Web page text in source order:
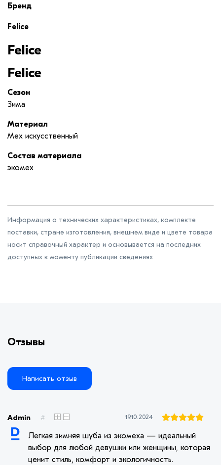
Бренд
Felice
Felice
Felice
Сезон
Зима
Материал
Мех искусственный
Состав материала
экомех
Информация о технических характеристиках, комплекте
поставки, стране изготовления, внешнем виде и цвете товара
носит справочный характер и основывается на последних
доступных к моменту публикации сведениях
Отзывы
Написать отзыв
Admin 19.10.2024
#
Легкая зимняя шуба из экомеха — идеальный
выбор для любой девушки или женщины, которая
ценит стиль, комфорт и экологичность.